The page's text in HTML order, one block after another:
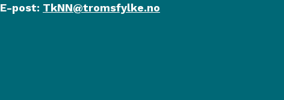
E-post: TkNN@tromsfylke.no